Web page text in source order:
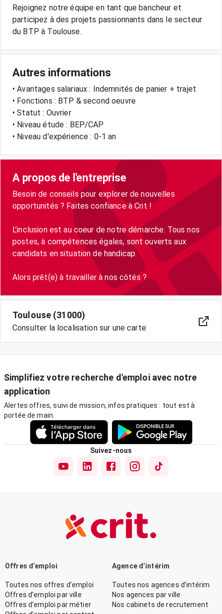
Rejoignez notre équipe en tant que bancheur et
participez à des projets passionnants dans le secteur
Autres informations
• Avantages salariaux : Indemnités de panier + trajet
• Fonctions : BTP & second oeuvre
• Statut : Ouvrier
• Niveau étude : BEP/CAP
• Niveau d'expérience : 0-1 an
A propos de l'entreprise
Besoin de conseils pour explorer de nouvelles
opportunités ? Faites confiance à Crit !
L’inclusion est au coeur de notre démarche. Tous nos
postes, à compétences égales, sont ouverts aux
candidats en situation de handicap.
Alors prêt(e) à travailler à nos côtés ?
Toulouse (31000)
Consulter la localisation sur une carte
Simplifiez votre recherche d'emploi avec notre
application
Alertes offres, suivi de mission, infos pratiques : tout est à
portée de main.
Suivez-nous
Offres d’emploi
Toutes nos offres d’emploi
Offres d’emploi par ville
Offres d’emploi par métier
Agence d’intérim
Toutes nos agences d’intérim
Nos agences par ville
Nos cabinets de recrutement